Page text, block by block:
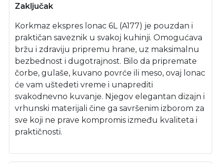
Zaključak
Korkmaz ekspres lonac 6L (A177) je pouzdan i
praktičan saveznik u svakoj kuhinji. Omogućava
bržu i zdraviju pripremu hrane, uz maksimalnu
bezbednost i dugotrajnost. Bilo da pripremate
čorbe, gulaše, kuvano povrće ili meso, ovaj lonac
će vam uštedeti vreme i unaprediti
svakodnevno kuvanje. Njegov elegantan dizajn i
vrhunski materijali čine ga savršenim izborom za
sve koji ne prave kompromis između kvaliteta i
praktičnosti.